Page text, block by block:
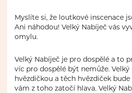
Myslíte si, že loutkové inscenace
Ani náhodou! Velký Nabíječ vás
omylu.
Velký Nabíječ je pro dospělé a to
víc pro dospělé být nemůže.
hvězdičkou a těch hvězdiček
vám z toho zatočí hlava. Velký